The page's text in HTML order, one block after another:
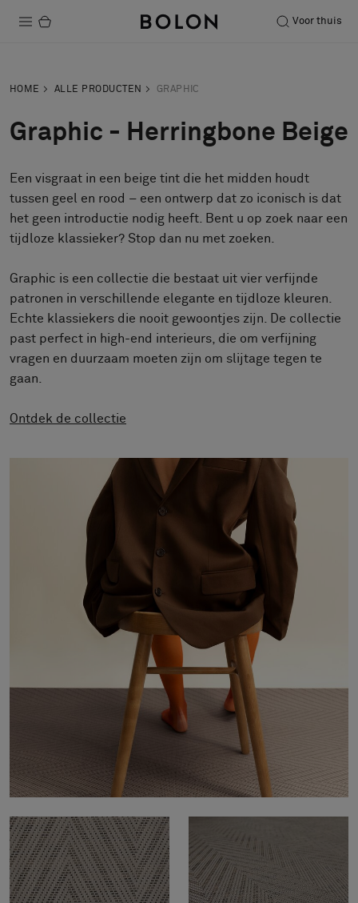
Voor thuis
Duurzaamheid
Installatie
Onderhoud
Samenwerkingen met Designers
Over ons
FAQ
Contact
Pattern Tile Tool
HOME ALLE PRODUCTEN GRAPHIC
Graphic - Herringbone Beige
Een visgraat in een beige tint die het midden houdt
tussen geel en rood – een ontwerp dat zo iconisch is dat
het geen introductie nodig heeft. Bent u op zoek naar een
tijdloze klassieker? Stop dan nu met zoeken.
Graphic is een collectie die bestaat uit vier verfijnde
patronen in verschillende elegante en tijdloze kleuren.
Echte klassiekers die nooit gewoontjes zijn. De collectie
past perfect in high-end interieurs, die om verfijning
vragen en duurzaam moeten zijn om slijtage tegen te
gaan.
Ontdek de collectie